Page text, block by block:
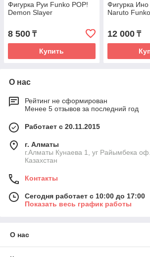
Фигурка Руи Funko POP!
Demon Slayer
8 500 ₸
Купить
Фигурка
Naruto
12 000₸
О нас
Рейтинг не сформирован
Менее 5 отзывов за последний год
Работает с 20.11.2015
г. Алматы
г.Алматы Кунаева 1, уг Райымбека
Казахстан
Контакты
Сегодня работает с 10:00 до 17:00
Показать весь график работы
О нас